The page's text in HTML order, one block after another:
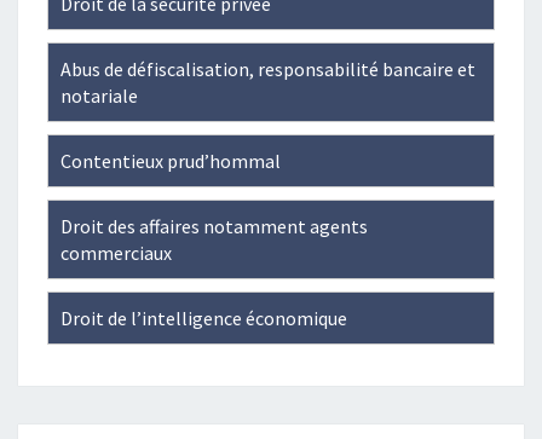
Facebook
Abus de défiscalisation, responsabilité bancaire et
notariale
Contentieux prud’hommal
Droit des affaires notamment agents
commerciaux
Droit de l’intelligence économique